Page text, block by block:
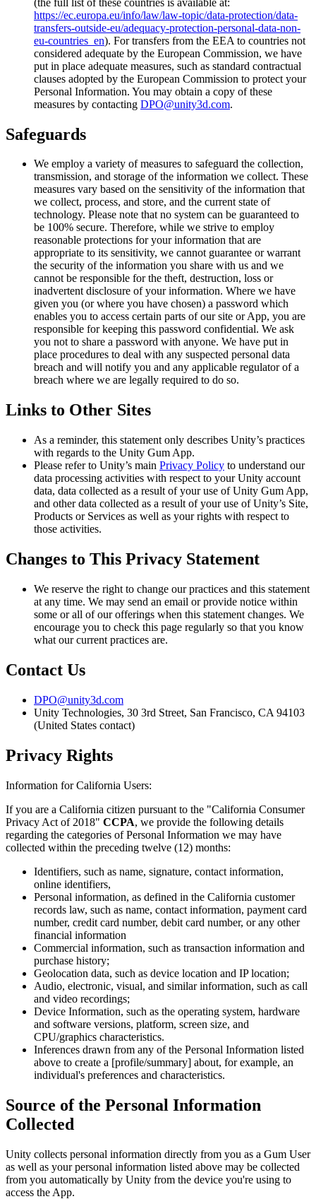
https://ec.europa.eu/info/law/law-topic/data-protection/data-
transfers-outside-eu/adequacy-protection-personal-data-non-
eu-countries_en). For transfers from the EEA to countries not
considered adequate by the European Commission, we have
put in place adequate measures, such as standard contractual
clauses adopted by the European Commission to protect your
Personal Information. You may obtain a copy of these
measures by contacting DPO@unity3d.com.
Safeguards
We employ a variety of measures to safeguard the collection,
transmission, and storage of the information we collect. These
measures vary based on the sensitivity of the information that
we collect, process, and store, and the current state of
technology. Please note that no system can be guaranteed to
be 100% secure. Therefore, while we strive to employ
reasonable protections for your information that are
appropriate to its sensitivity, we cannot guarantee or warrant
the security of the information you share with us and we
cannot be responsible for the theft, destruction, loss or
inadvertent disclosure of your information. Where we have
given you (or where you have chosen) a password which
enables you to access certain parts of our site or App, you are
responsible for keeping this password confidential. We ask
you not to share a password with anyone. We have put in
place procedures to deal with any suspected personal data
breach and will notify you and any applicable regulator of a
breach where we are legally required to do so.
Links to Other Sites
As a reminder, this statement only describes Unity’s practices
with regards to the Unity Gum App.
Please refer to Unity’s main Privacy Policy to understand our
data processing activities with respect to your Unity account
data, data collected as a result of your use of Unity Gum App,
and other data collected as a result of your use of Unity’s Site,
Products or Services as well as your rights with respect to
those activities.
Changes to This Privacy Statement
We reserve the right to change our practices and this statement
at any time. We may send an email or provide notice within
some or all of our offerings when this statement changes. We
encourage you to check this page regularly so that you know
what our current practices are.
Contact Us
DPO@unity3d.com
Unity Technologies, 30 3rd Street, San Francisco, CA 94103
(United States contact)
Privacy Rights
Information for California Users:
If you are a California citizen pursuant to the "California Consumer
Privacy Act of 2018" CCPA, we provide the following details
regarding the categories of Personal Information we may have
collected within the preceding twelve (12) months:
Identifiers, such as name, signature, contact information,
online identifiers,
Personal information, as defined in the California customer
records law, such as name, contact information, payment card
number, credit card number, debit card number, or any other
financial information
Commercial information, such as transaction information and
purchase history;
Geolocation data, such as device location and IP location;
Audio, electronic, visual, and similar information, such as call
and video recordings;
Device Information, such as the operating system, hardware
and software versions, platform, screen size, and
CPU/graphics characteristics.
Inferences drawn from any of the Personal Information listed
above to create a [profile/summary] about, for example, an
individual's preferences and characteristics.
Source of the Personal Information
Collected
Unity collects personal information directly from you as a Gum User
as well as your personal information listed above may be collected
from you automatically by Unity from the device you're using to
access the App.